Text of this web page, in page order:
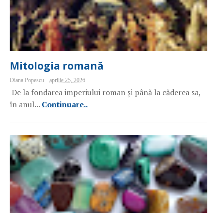
Mitologia romană
Diana Popescu aprilie 25, 2026
De la fondarea imperiului roman și până la căderea sa,
în anul... Continuare..